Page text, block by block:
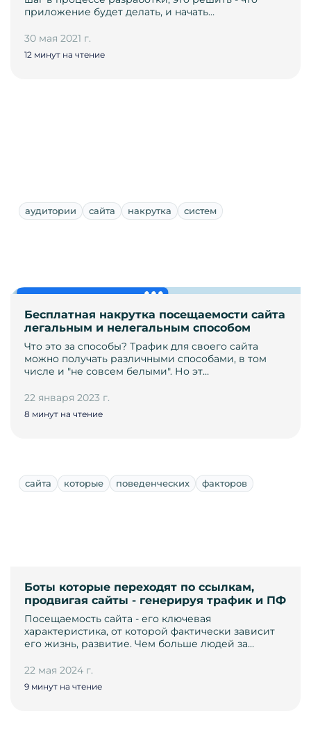
приложение будет делать, и начать…
30 мая 2021 г.
12 минут на чтение
аудитории сайта накрутка систем
Бесплатная накрутка посещаемости сайта
легальным и нелегальным способом
Что это за способы? Трафик для своего сайта
можно получать различными способами, в том
числе и "не совсем белыми". Но эт…
22 января 2023 г.
8 минут на чтение
сайта которые поведенческих факторов
Боты которые переходят по ссылкам,
продвигая сайты - генерируя трафик и ПФ
Посещаемость сайта - его ключевая
характеристика, от которой фактически зависит
его жизнь, развитие. Чем больше людей за…
22 мая 2024 г.
9 минут на чтение